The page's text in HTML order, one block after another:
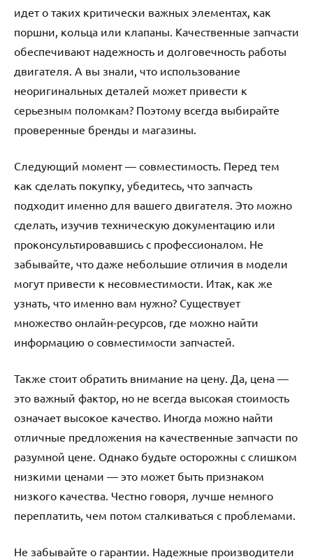
идет о таких критически важных элементах, как
поршни, кольца или клапаны. Качественные запчасти
обеспечивают надежность и долговечность работы
двигателя. А вы знали, что использование
неоригинальных деталей может привести к
серьезным поломкам? Поэтому всегда выбирайте
проверенные бренды и магазины.
Следующий момент — совместимость. Перед тем
как сделать покупку, убедитесь, что запчасть
подходит именно для вашего двигателя. Это можно
сделать, изучив техническую документацию или
проконсультировавшись с профессионалом. Не
забывайте, что даже небольшие отличия в модели
могут привести к несовместимости. Итак, как же
узнать, что именно вам нужно? Существует
множество онлайн-ресурсов, где можно найти
информацию о совместимости запчастей.
Также стоит обратить внимание на цену. Да, цена —
это важный фактор, но не всегда высокая стоимость
означает высокое качество. Иногда можно найти
отличные предложения на качественные запчасти по
разумной цене. Однако будьте осторожны с слишком
низкими ценами — это может быть признаком
низкого качества. Честно говоря, лучше немного
переплатить, чем потом сталкиваться с проблемами.
Не забывайте о гарантии. Надежные производители